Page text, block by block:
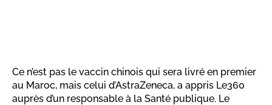
Ce n’est pas le vaccin chinois qui sera livré en premier
au Maroc, mais celui d’AstraZeneca, a appris Le360
auprès d’un responsable à la Santé publique. Le